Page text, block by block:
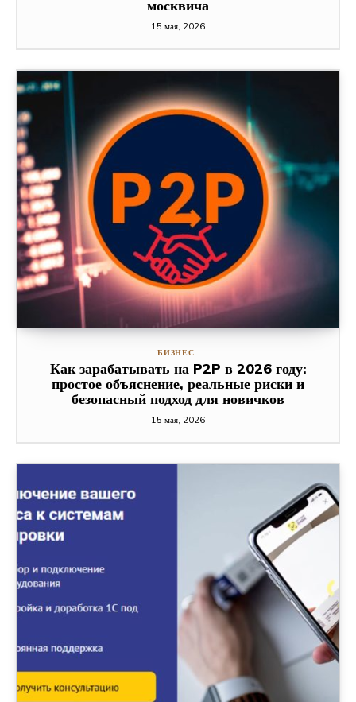
москвича
15 мая, 2026
БИЗНЕС
Как зарабатывать на P2P в 2026 году:
простое объяснение, реальные риски и
безопасный подход для новичков
15 мая, 2026